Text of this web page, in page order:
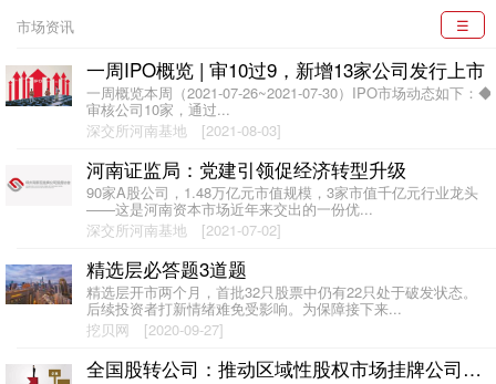
市场资讯 ☰
一周IPO概览 | 审10过9，新增13家公司发行上市
一周概览本周（2021-07-26~2021-07-30）IPO市场动态如下：◆
审核公司10家，通过...
深交所河南基地
[2021-08-03]
河南证监局：党建引领促经济转型升级
90家A股公司，1.48万亿元市值规模，3家市值千亿元行业龙头
——这是河南资本市场近年来交出的一份优...
深交所河南基地
[2021-07-02]
精选层必答题3道题
精选层开市两个月，首批32只股票中仍有22只处于破发状态。
后续投资者打新情绪难免受影响。为保障接下来...
挖贝网
[2020-09-27]
全国股转公司：推动区域性股权市场挂牌公司到新三板转板机制